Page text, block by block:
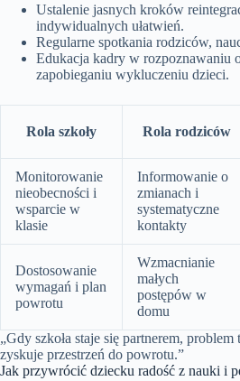
Ustalenie jasnych kroków
indywidualnych ułatwień.
Regularne spotkania rodziców,
Edukacja kadry w rozpoznawaniu
zapobieganiu wykluczeniu dzieci.
Rola szkoły Rola rodziców
Monitorowanie
nieobecności i
wsparcie w
klasie
Informowanie o
zmianach i
systematyczne
kontakty
Dostosowanie
wymagań i plan
powrotu
Wzmacnianie
małych
postępów w
domu
„Gdy szkoła staje się partnerem,
zyskuje przestrzeń do powrotu.”
Jak przywrócić dziecku radość z nauki i